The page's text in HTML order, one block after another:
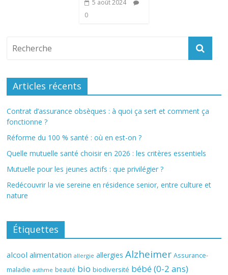
5 août 2024
0
Articles récents
Contrat d’assurance obsèques : à quoi ça sert et comment ça
fonctionne ?
Réforme du 100 % santé : où en est-on ?
Quelle mutuelle santé choisir en 2026 : les critères essentiels
Mutuelle pour les jeunes actifs : que privilégier ?
Redécouvrir la vie sereine en résidence senior, entre culture et
nature
Étiquettes
alcool alimentation allergie allergies Alzheimer Assurance-
maladie asthme beauté bio biodiversité bébé (0-2 ans)